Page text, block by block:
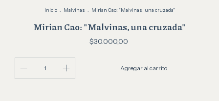
Inicio . Malvinas . Mirian Cao: "Malvinas, una cruzada"
Mirian Cao: "Malvinas, una cruzada"
$30.000,00